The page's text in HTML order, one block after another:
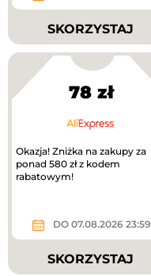
SKORZYSTAJ
78 zł
Okazja! Zniżka na zakupy za
ponad 580 zł z kodem
rabatowym!
DO 07.08.2026 23:59
SKORZYSTAJ